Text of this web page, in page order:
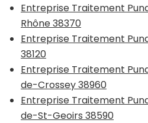
Entreprise Traitement
Rhône 38370
Entreprise Traitement
38120
Entreprise Traitement
de-Crossey 38960
Entreprise Traitement
de-St-Geoirs 38590